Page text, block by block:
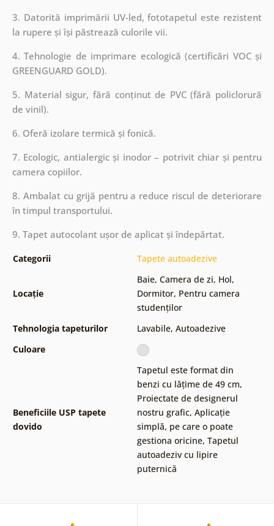
3. Datorită imprimării UV-led, fototapetul este rezistent
la rupere și își păstrează culorile vii.
4. Tehnologie de imprimare ecologică (certificări VOC și
GREENGUARD GOLD).
5. Material sigur, fără conținut de PVC (fără policlorură
de vinil).
6. Oferă izolare termică și fonică.
7. Ecologic, antialergic și inodor – potrivit chiar și pentru
camera copiilor.
8. Ambalat cu grijă pentru a reduce riscul de deteriorare
în timpul transportului.
9. Tapet autocolant ușor de aplicat și îndepărtat.
Categorii Tapete autoadezive
Locație
Baie, Camera de zi, Hol,
Dormitor, Pentru camera
studenților
Tehnologia tapeturilor
Lavabile, Autoadezive
Culoare
Beneficiile USP tapete
dovido
Tapetul este format din
benzi cu lățime de 49 cm,
Proiectate de designerul
nostru grafic, Aplicație
simplă, pe care o poate
gestiona oricine, Tapetul
autoadeziv cu lipire
puternică